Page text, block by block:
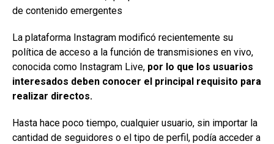
de contenido emergentes
La plataforma Instagram modificó recientemente su
política de acceso a la función de transmisiones en vivo,
conocida como Instagram Live, por lo que los usuarios
interesados deben conocer el principal requisito para
realizar directos.
Hasta hace poco tiempo, cualquier usuario, sin importar la
cantidad de seguidores o el tipo de perfil, podía acceder a